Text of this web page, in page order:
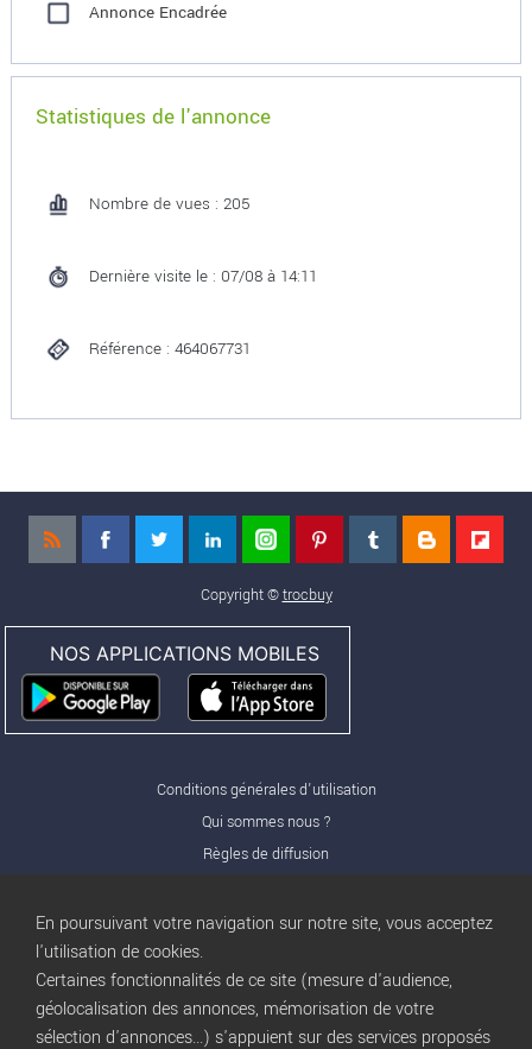
Annonce Encadrée
Statistiques de l'annonce
Nombre de vues : 205
Dernière visite le : 07/08 à 14:11
Référence : 464067731
Copyright ©trocbuy
NOS APPLICATIONS MOBILES
Conditions générales d'utilisation
Qui sommes nous ?
Règles de diffusion
Nos offres Pro
Publicité
Conditions d’Utilisation
En poursuivant votre navigation sur notre site, vous acceptez
l'utilisation de cookies.
Certaines fonctionnalités de ce site (mesure d'audience,
géolocalisation des annonces, mémorisation de votre
sélection d'annonces...) s'appuient sur des services proposés